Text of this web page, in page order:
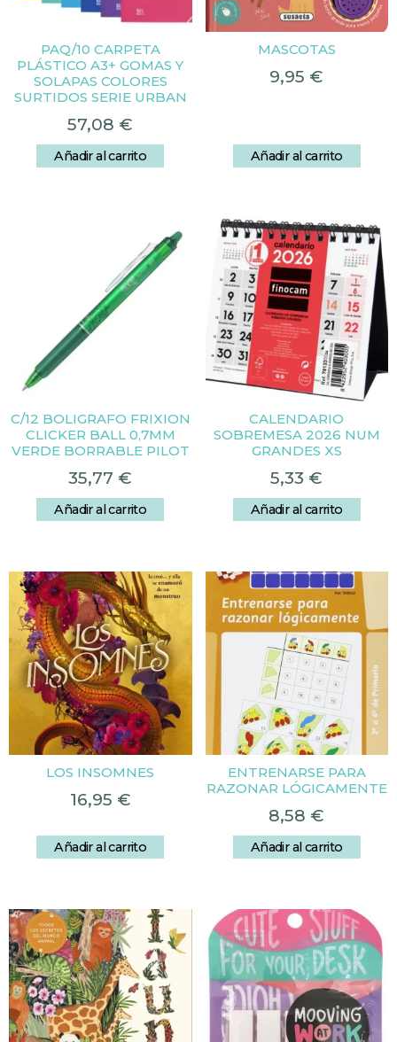
PAQ/10 CARPETA
PLÁSTICO A3+ GOMAS Y
SOLAPAS COLORES
SURTIDOS SERIE URBAN
57,08 €
Añadir al carrito
MASCOTAS
9,95 €
Añadir al carrito
C/12 BOLIGRAFO FRIXION
CLICKER BALL 0,7MM
VERDE BORRABLE PILOT
35,77 €
Añadir al carrito
CALENDARIO
SOBREMESA 2026 NUM
GRANDES XS
5,33 €
Añadir al carrito
LOS INSOMNES
16,95 €
Añadir al carrito
ENTRENARSE PARA
RAZONAR LÓGICAMENTE
8,58 €
Añadir al carrito